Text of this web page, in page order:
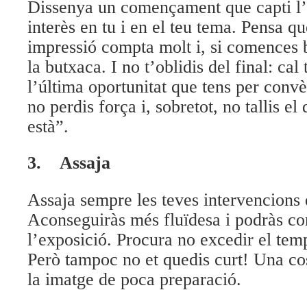
Dissenya un començament que capti
interès en tu i en el teu tema. Pensa
impressió compta molt i, si comences
la butxaca. I no t’oblidis del final: cal
l’última oportunitat que tens per
no perdis força i, sobretot, no tallis el
està”.
3. Assaja
Assaja sempre les teves
Aconseguiràs més fluïdesa i podràs
l’exposició. Procura no excedir el
Però tampoc no et quedis curt! Una
la imatge de poca preparació.